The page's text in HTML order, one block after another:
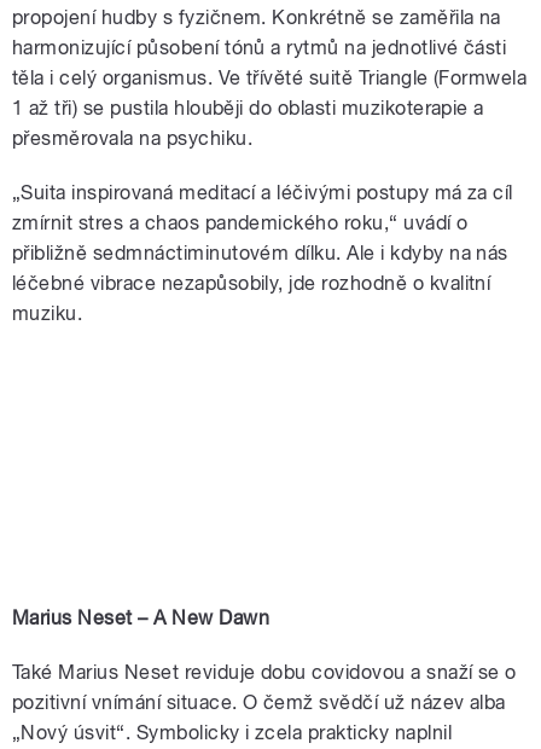
propojení hudby s fyzičnem. Konkrétně se zaměřila na
harmonizující působení tónů a rytmů na jednotlivé části
těla i celý organismus. Ve třívěté suitě Triangle (Formwela
1 až tři) se pustila hlouběji do oblasti muzikoterapie a
přesměrovala na psychiku.
„Suita inspirovaná meditací a léčivými postupy má za cíl
zmírnit stres a chaos pandemického roku,“ uvádí o
přibližně sedmnáctiminutovém dílku. Ale i kdyby na nás
léčebné vibrace nezapůsobily, jde rozhodně o kvalitní
muziku.
Marius Neset – A New Dawn
Také Marius Neset reviduje dobu covidovou a snaží se o
pozitivní vnímání situace. O čemž svědčí už název alba
„Nový úsvit“. Symbolicky i zcela prakticky naplnil